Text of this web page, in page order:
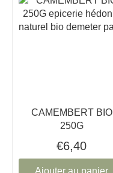
CAMEMBERT BIO
250G
€6,40
Ajouter au panier